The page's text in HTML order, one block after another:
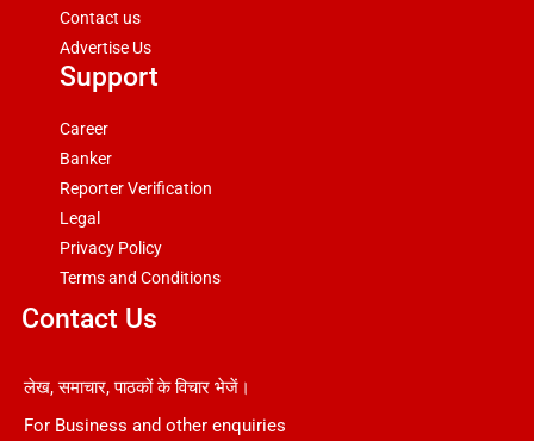
Contact us
Advertise Us
Support
Career
Banker
Reporter Verification
Legal
Privacy Policy
Terms and Conditions
Contact Us
लेख, समाचार, पाठकों के विचार भेजें।
For Business and other enquiries